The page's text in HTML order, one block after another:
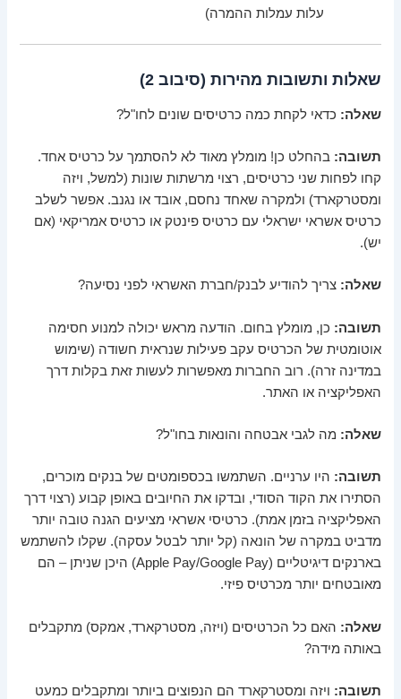
עלות עמלות ההמרה)
שאלות ותשובות מהירות (סיבוב 2)
שאלה: כדאי לקחת כמה כרטיסים שונים לחו"ל?
תשובה: בהחלט כן! מומלץ מאוד לא להסתמך על כרטיס אחד.
קחו לפחות שני כרטיסים, רצוי מרשתות שונות (למשל, ויזה
ומסטרקארד) ולמקרה שאחד נחסם, אובד או נגנב. אפשר לשלב
כרטיס אשראי ישראלי עם כרטיס פינטק או כרטיס אמריקאי (אם
יש).
שאלה: צריך להודיע לבנק/חברת האשראי לפני נסיעה?
תשובה: כן, מומלץ בחום. הודעה מראש יכולה למנוע חסימה
אוטומטית של הכרטיס עקב פעילות שנראית חשודה (שימוש
במדינה זרה). רוב החברות מאפשרות לעשות זאת בקלות דרך
האפליקציה או האתר.
שאלה: מה לגבי אבטחה והונאות בחו"ל?
תשובה: היו ערניים. השתמשו בכספומטים של בנקים מוכרים,
הסתירו את הקוד הסודי, ובדקו את החיובים באופן קבוע (רצוי דרך
האפליקציה בזמן אמת). כרטיסי אשראי מציעים הגנה טובה יותר
מדביט במקרה של הונאה (קל יותר לבטל עסקה). שקלו להשתמש
בארנקים דיגיטליים (Apple Pay/Google Pay) היכן שניתן – הם
מאובטחים יותר מכרטיס פיזי.
שאלה: האם כל הכרטיסים (ויזה, מסטרקארד, אמקס) מתקבלים
באותה מידה?
תשובה: ויזה ומסטרקארד הם הנפוצים ביותר ומתקבלים כמעט